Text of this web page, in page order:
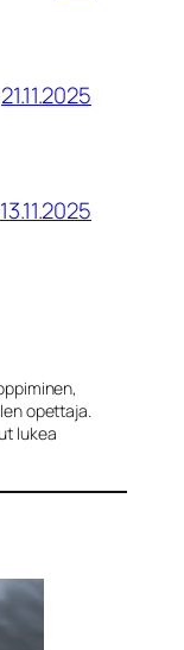
21.11.2025
13.11.2025
opettaja.
lukea